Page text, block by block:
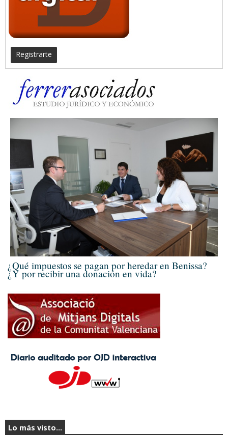
Registrarte
¿Qué impuestos se pagan por heredar en Benissa?
¿Y por recibir una donación en vida?
Lo más visto...